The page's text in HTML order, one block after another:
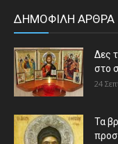
ΔΗΜΟΦΙΛΗ ΑΡΘΡΑ
Δες
στο
24
Τα